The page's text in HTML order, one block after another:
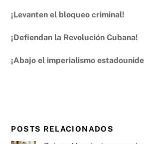
¡Levanten el bloqueo criminal!
¡Defiendan la Revolución Cubana!
¡Abajo el imperialismo
POSTS RELACIONADOS